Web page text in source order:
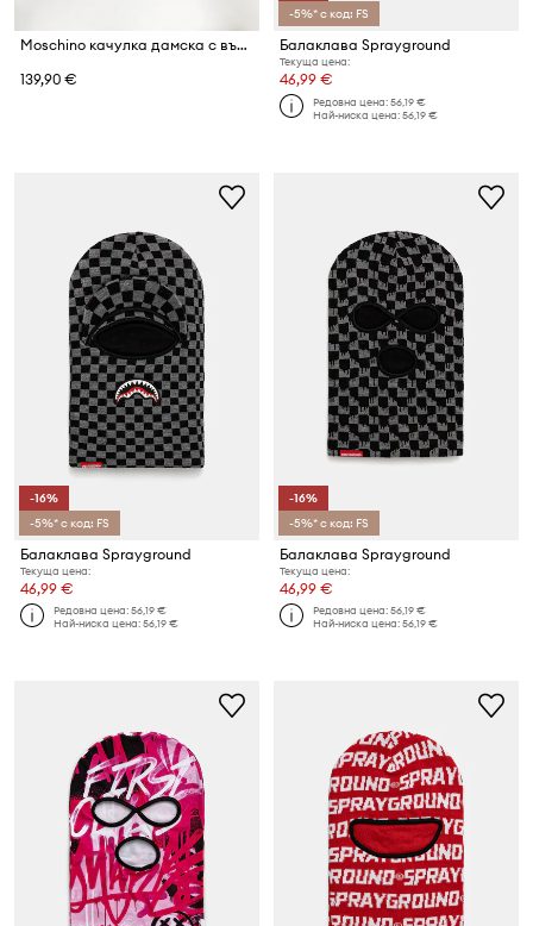
Moschino качулка дамска с вълна
139,90 €
-5%* с код: FS
Балаклава Sprayground
Текуща цена:
46,99 €
Редовна цена:56,19 €
Най-ниска цена:56,19 €
-16%
-5%* с код: FS
Балаклава Sprayground
Текуща цена:
46,99 €
Редовна цена:56,19 €
Най-ниска цена:56,19 €
-16%
-5%* с код: FS
Балаклава Sprayground
Текуща цена:
46,99 €
Редовна цена:56,19 €
Най-ниска цена:56,19 €